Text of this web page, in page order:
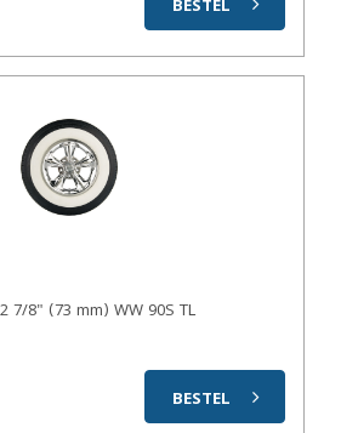
BESTEL
2 7/8" (73 mm) WW 90S TL
BESTEL